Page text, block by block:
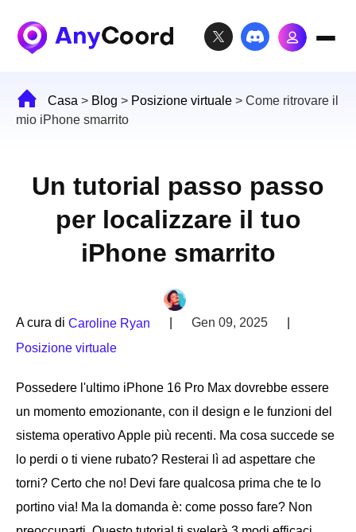
Casa > Blog > Posizione virtuale > Come ritrovare il
mio iPhone smarrito
Un tutorial passo passo
per localizzare il tuo
iPhone smarrito
A cura di Caroline Ryan Gen 09, 2025
Posizione virtuale
Possedere l'ultimo iPhone 16 Pro Max dovrebbe essere
un momento emozionante, con il design e le funzioni del
sistema operativo Apple più recenti. Ma cosa succede se
lo perdi o ti viene rubato? Resterai lì ad aspettare che
torni? Certo che no! Devi fare qualcosa prima che te lo
portino via! Ma la domanda è: come posso fare? Non